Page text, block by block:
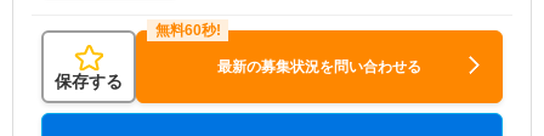
保存する
最新の募集状況を問い合わせる